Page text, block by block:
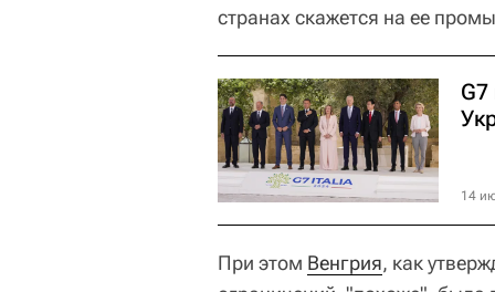
странах скажется на ее
14
При этом Венгрия, как